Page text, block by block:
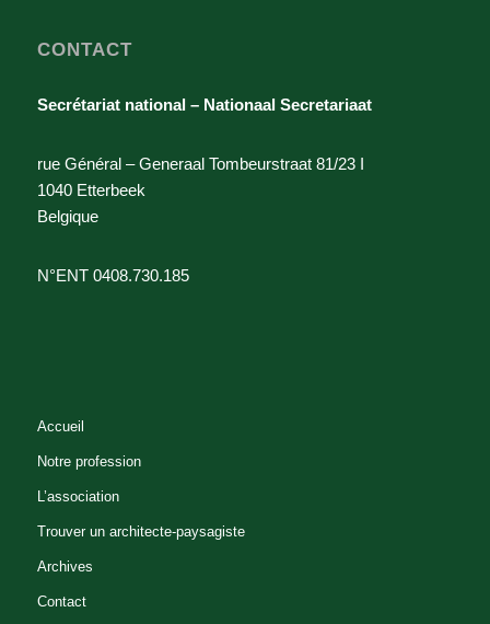
CONTACT
Secrétariat national – Nationaal Secretariaat
rue Général – Generaal Tombeurstraat 81/23 I
1040 Etterbeek
Belgique
N°ENT 0408.730.185
Accueil
Notre profession
L’association
Trouver un architecte-paysagiste
Archives
Contact